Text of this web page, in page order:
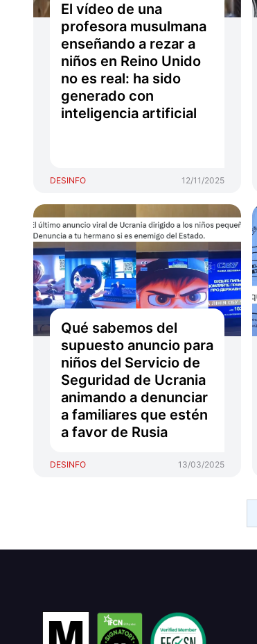
El vídeo de una
profesora musulmana
enseñando a rezar a
niños en Reino Unido
no es real: ha sido
generado con
inteligencia artificial
DESINFO 12/11/2025
Qué sabemos del
supuesto anuncio para
niños del Servicio de
Seguridad de Ucrania
animando a denunciar
a familiares que estén
a favor de Rusia
DESINFO 13/03/2025